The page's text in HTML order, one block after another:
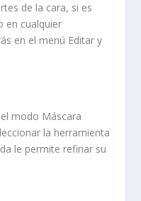
de la cara, si es
en cualquier
en el menú Editar y
modo Máscara
la herramienta
le permite refinar su